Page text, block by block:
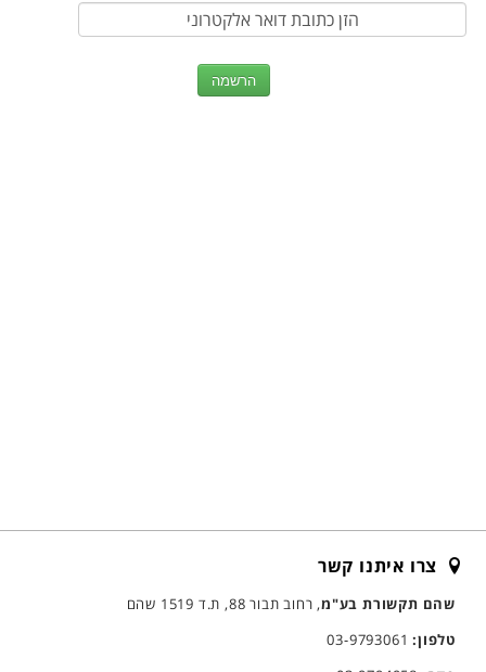
צרו איתנו קשר
שהם תקשורת בע"מ, רחוב תבור 88, ת.ד 1519 שהם
טלפון:03-9793061